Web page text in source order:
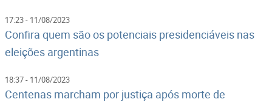
17:23 - 11/08/2023
Confira quem são os potenciais presidenciáveis nas
eleições argentinas
18:37 - 11/08/2023
Centenas marcham por justiça após morte de